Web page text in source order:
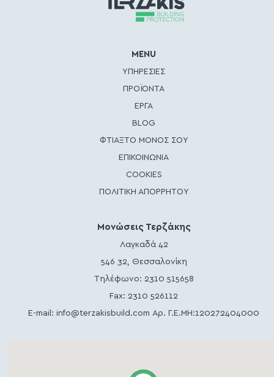
MENU
ΥΠΗΡΕΣΙΕΣ
ΠΡΟΪΟΝΤΑ
ΕΡΓΑ
BLOG
ΦΤΙΑΞΤΟ ΜΟΝΟΣ ΣΟΥ
ΕΠΙΚΟΙΝΩΝΙΑ
COOKIES
ΠΟΛΙΤΙΚΗ ΑΠΟΡΡΗΤΟΥ
Μονώσεις Τερζάκης
Λαγκαδά 42
546 32, Θεσσαλονίκη
Τηλέφωνο: 2310 515658
Fax: 2310 526112
E-mail:info@terzakisbuild.com Αρ. Γ.Ε.ΜΗ:120272404000